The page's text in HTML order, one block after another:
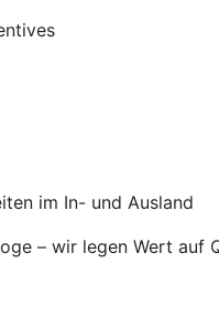
im In- und Ausland
– wir legen Wert auf